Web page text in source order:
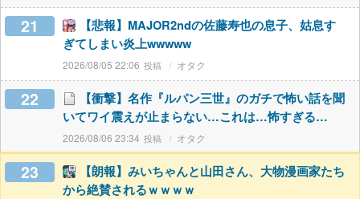
21
【悲報】MAJOR2ndの佐藤寿也の息子、姑息す
ぎてしまい炎上wwwww
2026/08/05 22:06 オタク
22
【衝撃】名作『ルパン三世』のガチで怖い話を聞
いてワイ震えが止まらない…これは…怖すぎる…
2026/08/06 23:34 オタク
23
【朗報】みいちゃんと山田さん、大物漫画家たち
から絶賛されるｗｗｗｗ